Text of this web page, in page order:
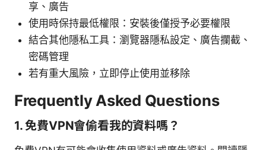
享、廣告
使用時保持最低權限：安裝後僅授予必要權限
結合其他隱私工具：瀏覽器隱私設定、廣告攔截、
密碼管理
若有重大風險，立即停止使用並移除
Frequently Asked Questions
1. 免費VPN會偷看我的資料嗎？